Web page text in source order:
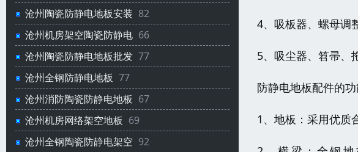
沧州陶瓷防静电地板安装 82
沧州机房架空陶瓷防静电 66
沧州陶瓷防静电地板批发 77
沧州全钢防静电地板 77
沧州消防陶瓷防静电地板 67
沧州机房网络架空地板 69
沧州全钢陶瓷防静电架空 92
4、吸板器、螺母调
5、吸尘器、笤帚、
防静电地板配件的
1、地板：采用优质